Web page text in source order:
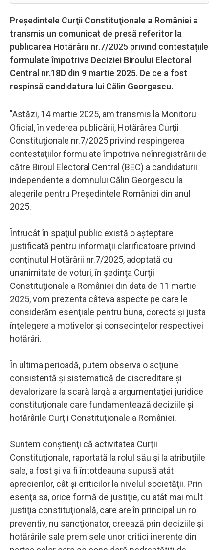
Preşedintele Curţii Constituţionale a României a
transmis un comunicat de presă referitor la
publicarea Hotărârii nr.7/2025 privind contestaţiile
formulate împotriva Deciziei Biroului Electoral
Central nr.18D din 9 martie 2025. De ce a fost
respinsă candidatura lui Călin Georgescu.
"Astăzi, 14 martie 2025, am transmis la Monitorul
Oficial, în vederea publicării, Hotărârea Curţii
Constituţionale nr.7/2025 privind respingerea
contestaţiilor formulate împotriva neînregistrării de
către Biroul Electoral Central (BEC) a candidaturii
independente a domnului Călin Georgescu la
alegerile pentru Preşedintele României din anul
2025.
Întrucât în spaţiul public există o aşteptare
justificată pentru informaţii clarificatoare privind
conţinutul Hotărârii nr.7/2025, adoptată cu
unanimitate de voturi, în şedinţa Curţii
Constituţionale a României din data de 11 martie
2025, vom prezenta câteva aspecte pe care le
considerăm esenţiale pentru buna, corecta şi justa
înţelegere a motivelor şi consecinţelor respectivei
hotărâri.
În ultima perioadă, putem observa o acţiune
consistentă şi sistematică de discreditare şi
devalorizare la scară largă a argumentaţiei juridice
constituţionale care fundamentează deciziile şi
hotărârile Curţii Constituţionale a României.
Suntem conştienţi că activitatea Curţii
Constituţionale, raportată la rolul său şi la atribuţiile
sale, a fost şi va fi întotdeauna supusă atât
aprecierilor, cât şi criticilor la nivelul societăţii. Prin
esenţa sa, orice formă de justiţie, cu atât mai mult
justiţia constituţională, care are în principal un rol
preventiv, nu sancţionator, creează prin deciziile şi
hotărârile sale premisele unor critici inerente din